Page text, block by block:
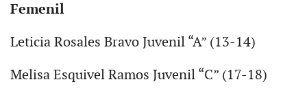
Femenil
Leticia Rosales Bravo Juvenil “A” (13-14)
Melisa Esquivel Ramos Juvenil “C” (17-18)